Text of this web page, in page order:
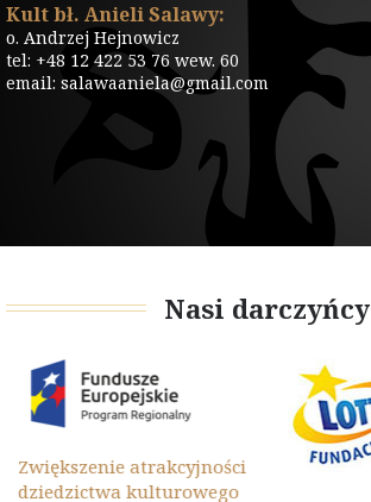
Kult bł. Anieli Salawy:
o. Andrzej Hejnowicz
tel: +48 12 422 53 76 wew. 60
email: salawaaniela@gmail.com
Nasi darczyńcy
Zwiększenie atrakcyjności
dziedzictwa kulturowego